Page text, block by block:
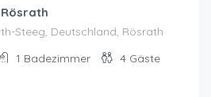
Steeg, Deutschland, Rösrath
1 Badezimmer 4 Gäste